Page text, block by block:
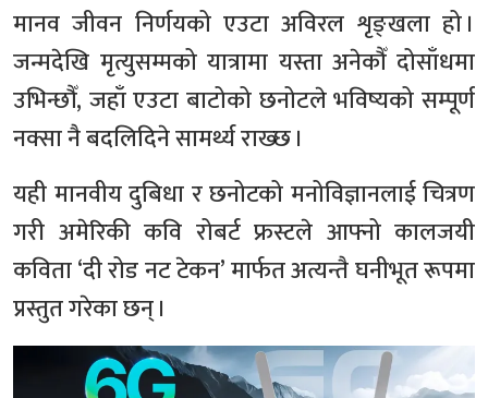
मानव जीवन निर्णयको एउटा अविरल शृङ्खला हो ।
जन्मदेखि मृत्युसम्मको यात्रामा यस्ता अनेकौँ दोसाँधमा
उभिन्छौँ, जहाँ एउटा बाटोको छनोटले भविष्यको सम्पूर्ण
नक्सा नै बदलिदिने सामर्थ्य राख्छ ।
यही मानवीय दुबिधा र छनोटको मनोविज्ञानलाई चित्रण
गरी अमेरिकी कवि रोबर्ट फ्रस्टले आफ्नो कालजयी
कविता ‘दी रोड नट टेकन’ मार्फत अत्यन्तै घनीभूत रूपमा
प्रस्तुत गरेका छन् ।